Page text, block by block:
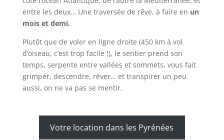
entre les deux… Une traversée de rêve, à faire en un
mois et demi.
Plutôt que de voler en ligne droite (450 km à vol
d’oiseau, c’est trop facile !), le sentier prend son
temps, serpente entre vallées et sommets, vous fait
grimper, descendre, rêver… et transpirer un peu
aussi, on ne va pas se mentir.
Votre location dans les Pyrénées